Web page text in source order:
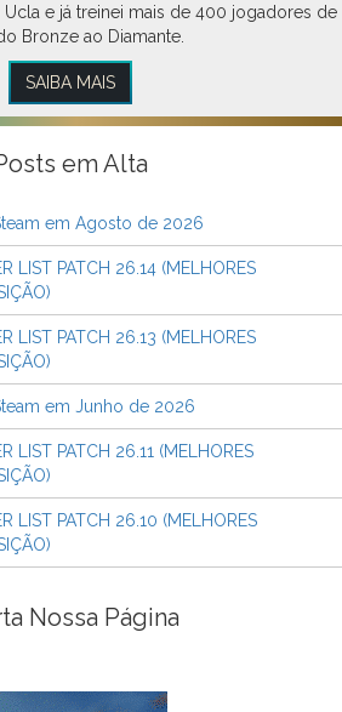
e já treinei mais de 400 jogadores de
Bronze ao Diamante.
SAIBA MAIS
em Alta
em Agosto de 2026
LIST PATCH 26.14 (MELHORES
LIST PATCH 26.13 (MELHORES
em Junho de 2026
LIST PATCH 26.11 (MELHORES
LIST PATCH 26.10 (MELHORES
Nossa Página